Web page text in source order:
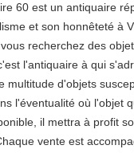
60 est un antiquaire
et son honnêteté à
recherchez des
l'antiquaire à qui
multitude d'objets
l'éventualité où l'objet
il mettra à profit
vente est